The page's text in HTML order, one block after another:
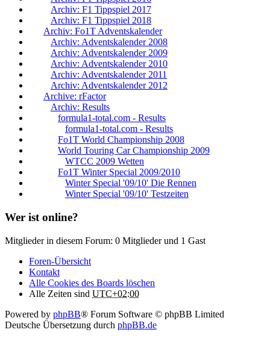
Archiv: F1 Tippspiel 2017
Archiv: F1 Tippspiel 2018
Archiv: Fo1T Adventskalender
Archiv: Adventskalender 2008
Archiv: Adventskalender 2009
Archiv: Adventskalender 2010
Archiv: Adventskalender 2011
Archiv: Adventskalender 2012
Archive: rFactor
Archiv: Results
formula1-total.com - Results
formula1-total.com - Results
Fo1T World Championship 2008
World Touring Car Championship 2009
WTCC 2009 Wetten
Fo1T Winter Special 2009/2010
Winter Special '09/10' Die Rennen
Winter Special '09/10' Testzeiten
Wer ist online?
Mitglieder in diesem Forum: 0 Mitglieder und 1 Gast
Foren-Übersicht
Kontakt
Alle Cookies des Boards löschen
Alle Zeiten sind UTC+02:00
Powered by phpBB® Forum Software © phpBB Limited
Deutsche Übersetzung durch phpBB.de